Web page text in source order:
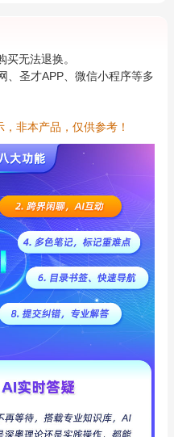
无法退换。
、圣才APP、微信小程序等多
非本产品，仅供参考！